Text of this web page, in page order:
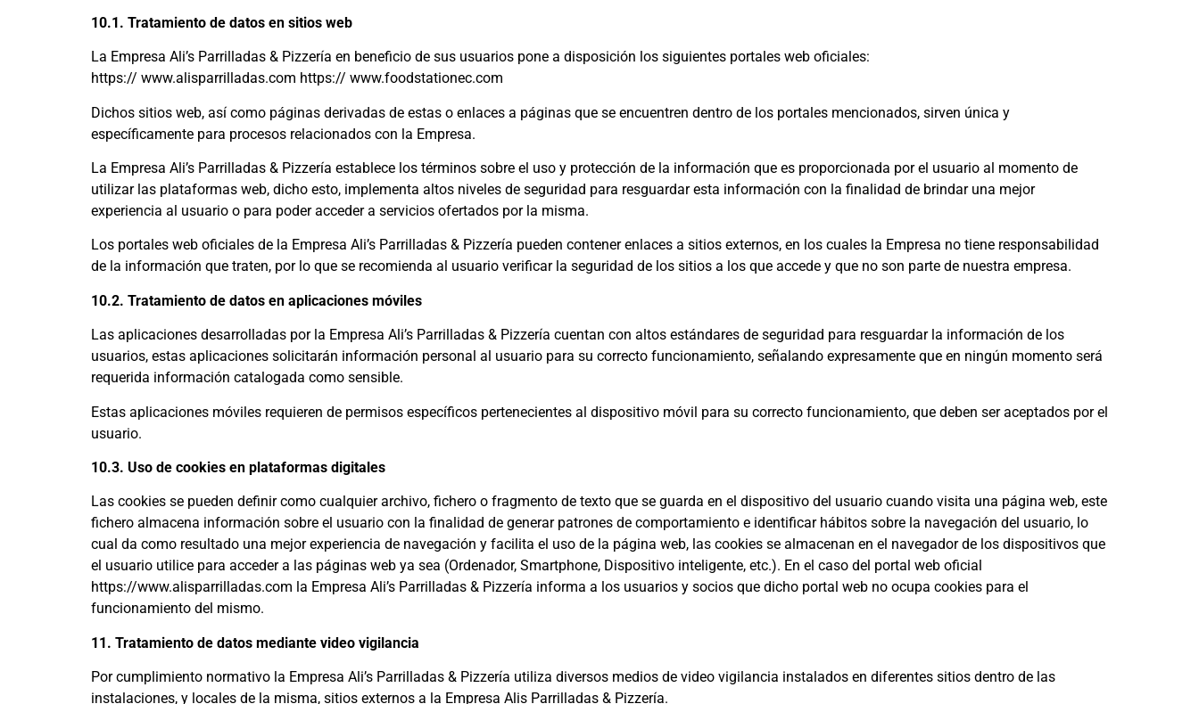
10.1. Tratamiento de datos en sitios web
La Empresa Ali’s Parrilladas & Pizzería en beneficio de sus usuarios pone a disposición los siguientes portales web oficiales:
https:// www.alisparrilladas.com https:// www.foodstationec.com
Dichos sitios web, así como páginas derivadas de estas o enlaces a páginas que se encuentren dentro de los portales mencionados, sirven única y
específicamente para procesos relacionados con la Empresa.
La Empresa Ali’s Parrilladas & Pizzería establece los términos sobre el uso y protección de la información que es proporcionada por el usuario al momento de
utilizar las plataformas web, dicho esto, implementa altos niveles de seguridad para resguardar esta información con la finalidad de brindar una mejor
experiencia al usuario o para poder acceder a servicios ofertados por la misma.
Los portales web oficiales de la Empresa Ali’s Parrilladas & Pizzería pueden contener enlaces a sitios externos, en los cuales la Empresa no tiene responsabilidad
de la información que traten, por lo que se recomienda al usuario verificar la seguridad de los sitios a los que accede y que no son parte de nuestra empresa.
10.2. Tratamiento de datos en aplicaciones móviles
Las aplicaciones desarrolladas por la Empresa Ali’s Parrilladas & Pizzería cuentan con altos estándares de seguridad para resguardar la información de los
usuarios, estas aplicaciones solicitarán información personal al usuario para su correcto funcionamiento, señalando expresamente que en ningún momento será
requerida información catalogada como sensible.
Estas aplicaciones móviles requieren de permisos específicos pertenecientes al dispositivo móvil para su correcto funcionamiento, que deben ser aceptados por el
usuario.
10.3. Uso de cookies en plataformas digitales
Las cookies se pueden definir como cualquier archivo, fichero o fragmento de texto que se guarda en el dispositivo del usuario cuando visita una página web, este
fichero almacena información sobre el usuario con la finalidad de generar patrones de comportamiento e identificar hábitos sobre la navegación del usuario, lo
cual da como resultado una mejor experiencia de navegación y facilita el uso de la página web, las cookies se almacenan en el navegador de los dispositivos que
el usuario utilice para acceder a las páginas web ya sea (Ordenador, Smartphone, Dispositivo inteligente, etc.). En el caso del portal web oficial
https://www.alisparrilladas.com la Empresa Ali’s Parrilladas & Pizzería informa a los usuarios y socios que dicho portal web no ocupa cookies para el
funcionamiento del mismo.
11. Tratamiento de datos mediante video vigilancia
Por cumplimiento normativo la Empresa Ali’s Parrilladas & Pizzería utiliza diversos medios de video vigilancia instalados en diferentes sitios dentro de las
instalaciones, y locales de la misma, sitios externos a la Empresa Alis Parrilladas & Pizzería.